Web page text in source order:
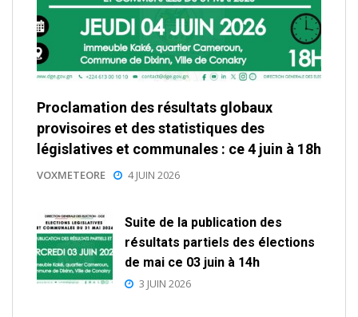
Proclamation des résultats globaux
provisoires et des statistiques des
législatives et communales : ce 4 juin à 18h
VOXMETEORE 4 JUIN 2026
Suite de la publication des
résultats partiels des élections
de mai ce 03 juin à 14h
3 JUIN 2026